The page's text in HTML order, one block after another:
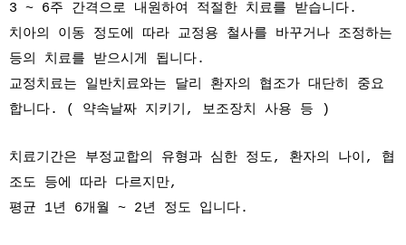
3 ~ 6주 간격으로 내원하여 적절한 치료를 받습니다.
치아의 이동 정도에 따라 교정용 철사를 바꾸거나 조정하는
등의 치료를 받으시게 됩니다.
교정치료는 일반치료와는 달리 환자의 협조가 대단히 중요
합니다. ( 약속날짜 지키기, 보조장치 사용 등 )
치료기간은 부정교합의 유형과 심한 정도, 환자의 나이, 협
조도 등에 따라 다르지만,
평균 1년 6개월 ~ 2년 정도 입니다.